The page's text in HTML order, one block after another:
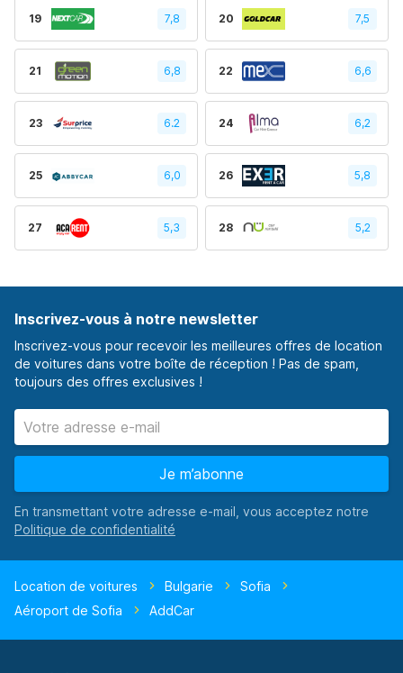
19 7,8 20 7,5
21 6,8 22 6,6
23 6.2 24 6,2
25 6,0 26 5,8
27 5,3 28 5,2
Inscrivez-vous à notre newsletter
Inscrivez-vous pour recevoir les meilleures offres de location
de voitures dans votre boîte de réception ! Pas de spam,
toujours des offres exclusives !
Je m’abonne
En transmettant votre adresse e-mail, vous acceptez notre
Location de voitures Bulgarie
Sofia
Aéroport de Sofia
AddCar